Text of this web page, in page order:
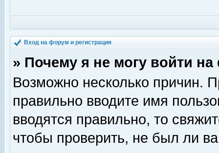
Вход на форум и регистрация
» Почему я не могу войти
Возможно несколько причин.
правильно вводите имя
вводятся правильно, то
чтобы проверить, не был ли